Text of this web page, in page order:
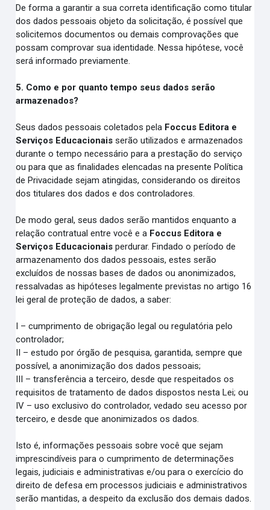
De forma a garantir a sua correta identificação como titular
dos dados pessoais objeto da solicitação, é possível que
solicitemos documentos ou demais comprovações que
possam comprovar sua identidade. Nessa hipótese, você
será informado previamente.
5. Como e por quanto tempo seus dados serão
armazenados?
Seus dados pessoais coletados pela Foccus Editora e
Serviços Educacionais serão utilizados e armazenados
durante o tempo necessário para a prestação do serviço
ou para que as finalidades elencadas na presente Política
de Privacidade sejam atingidas, considerando os direitos
dos titulares dos dados e dos controladores.
De modo geral, seus dados serão mantidos enquanto a
relação contratual entre você e a Foccus Editora e
Serviços Educacionais perdurar. Findado o período de
armazenamento dos dados pessoais, estes serão
excluídos de nossas bases de dados ou anonimizados,
ressalvadas as hipóteses legalmente previstas no artigo 16
lei geral de proteção de dados, a saber:
I – cumprimento de obrigação legal ou regulatória pelo
controlador;
II – estudo por órgão de pesquisa, garantida, sempre que
possível, a anonimização dos dados pessoais;
III – transferência a terceiro, desde que respeitados os
requisitos de tratamento de dados dispostos nesta Lei; ou
IV – uso exclusivo do controlador, vedado seu acesso por
terceiro, e desde que anonimizados os dados.
Isto é, informações pessoais sobre você que sejam
imprescindíveis para o cumprimento de determinações
legais, judiciais e administrativas e/ou para o exercício do
direito de defesa em processos judiciais e administrativos
serão mantidas, a despeito da exclusão dos demais dados.